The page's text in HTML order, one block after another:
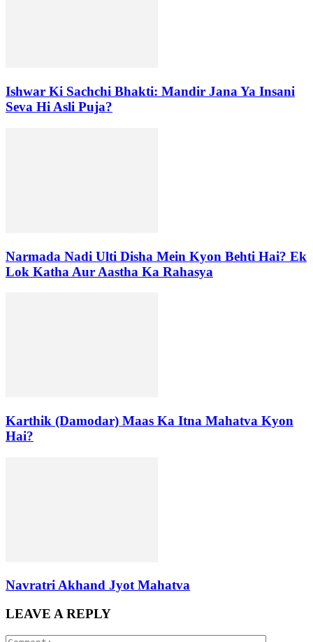
Ishwar Ki Sachchi Bhakti: Mandir Jana Ya Insani
Seva Hi Asli Puja?
Narmada Nadi Ulti Disha Mein Kyon Behti Hai? Ek
Lok Katha Aur Aastha Ka Rahasya
Karthik (Damodar) Maas Ka Itna Mahatva Kyon
Hai?
Navratri Akhand Jyot Mahatva
LEAVE A REPLY